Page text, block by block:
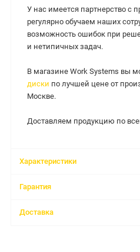
У нас имеется партнерство с
регулярно обучаем наших
возможность ошибок при
и нетипичных задач.
В магазине Work Systems вы
диски по лучшей цене от
Москве.
Доставляем продукцию по
Характеристики
Гарантия
Доставка